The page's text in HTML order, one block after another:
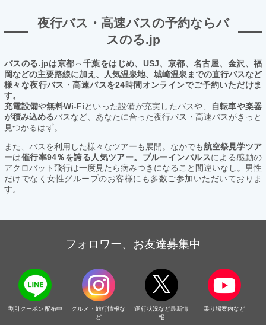
夜行バス・高速バスの予約ならバ
スのる.jp
バスのる.jpは京都⇔千葉をはじめ、USJ、京都、名古屋、金沢、福
岡などの主要路線に加え、人気温泉地、城崎温泉までの直行バスなど
様々な夜行バス・高速バスを24時間オンラインでご予約いただけま
す。
充電設備や無料Wi-Fiといった設備が充実したバスや、
自転車や楽器
が積み込めるバスなど、あなたに合った夜行バス・高速バスがきっと
見つかるはず。
また、バスを利用した様々なツアーも展開。なかでも航空祭見学ツア
ーは催行率94％を誇る人気ツアー。ブルーインパルスによる感動の
アクロバット飛行は一度見たら病みつきになること間違いなし。男性
だけでなく女性グループのお客様にも多数ご参加いただいておりま
す。
フォロワー、お友達募集中
割引クーポン配布中
グルメ・旅行情報な
ど
運行状況など最新情
報
乗り場案内など